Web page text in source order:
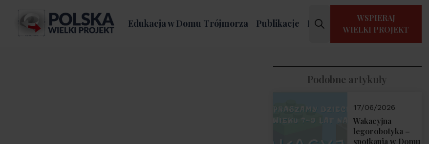
Edukacja w Domu Trójmorza Publikacje Kontakt
WSPIERAJ
WIELKI PROJEKT
Podobne artykuły
17/06/2026
Wakacyjna
legorobotyka –
spotkania w Domu